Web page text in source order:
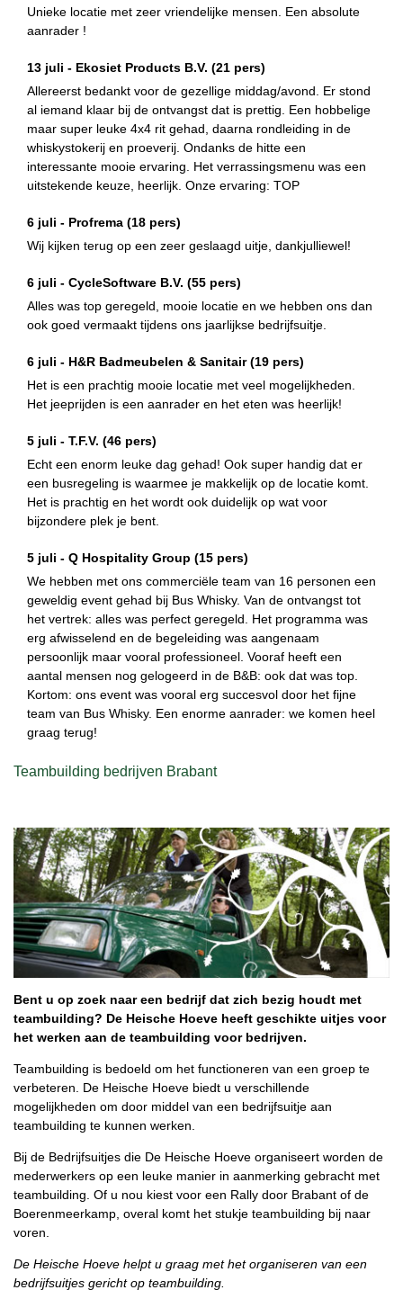
Unieke locatie met zeer vriendelijke mensen. Een absolute
aanrader !
13 juli - Ekosiet Products B.V. (21 pers)
Allereerst bedankt voor de gezellige middag/avond. Er stond
al iemand klaar bij de ontvangst dat is prettig. Een hobbelige
maar super leuke 4x4 rit gehad, daarna rondleiding in de
whiskystokerij en proeverij. Ondanks de hitte een
interessante mooie ervaring. Het verrassingsmenu was een
uitstekende keuze, heerlijk. Onze ervaring: TOP
6 juli - Profrema (18 pers)
Wij kijken terug op een zeer geslaagd uitje, dankjulliewel!
6 juli - CycleSoftware B.V. (55 pers)
Alles was top geregeld, mooie locatie en we hebben ons dan
ook goed vermaakt tijdens ons jaarlijkse bedrijfsuitje.
6 juli - H&R Badmeubelen & Sanitair(19 pers)
Het is een prachtig mooie locatie met veel mogelijkheden.
Het jeeprijden is een aanrader en het eten was heerlijk!
5 juli - T.F.V. (46 pers)
Echt een enorm leuke dag gehad! Ook super handig dat er
een busregeling is waarmee je makkelijk op de locatie komt.
Het is prachtig en het wordt ook duidelijk op wat voor
bijzondere plek je bent.
5 juli - Q Hospitality Group (15 pers)
We hebben met ons commerciële team van 16 personen een
geweldig event gehad bij Bus Whisky. Van de ontvangst tot
het vertrek: alles was perfect geregeld. Het programma was
erg afwisselend en de begeleiding was aangenaam
persoonlijk maar vooral professioneel. Vooraf heeft een
aantal mensen nog gelogeerd in de B&B: ook dat was top.
Kortom: ons event was vooral erg succesvol door het fijne
team van Bus Whisky. Een enorme aanrader: we komen heel
graag terug!
Teambuilding bedrijven Brabant
Bent u op zoek naar een bedrijf dat zich bezig houdt met
teambuilding? De Heische Hoeve heeft geschikte uitjes voor
het werken aan de teambuilding voor bedrijven.
Teambuilding is bedoeld om het functioneren van een groep te
verbeteren. De Heische Hoeve biedt u verschillende
mogelijkheden om door middel van een bedrijfsuitje aan
teambuilding te kunnen werken.
Bij de Bedrijfsuitjes die De Heische Hoeve organiseert worden de
mederwerkers op een leuke manier in aanmerking gebracht met
teambuilding. Of u nou kiest voor een Rally door Brabant of de
Boerenmeerkamp, overal komt het stukje teambuilding bij naar
voren.
De Heische Hoeve helpt u graag met het organiseren van een
bedrijfsuitjes gericht op teambuilding.